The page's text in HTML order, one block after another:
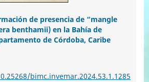
de presencia de “mangle
benthamii) en la Bahía de
de Córdoba, Caribe
bimc.invemar.2024.53.1.1285